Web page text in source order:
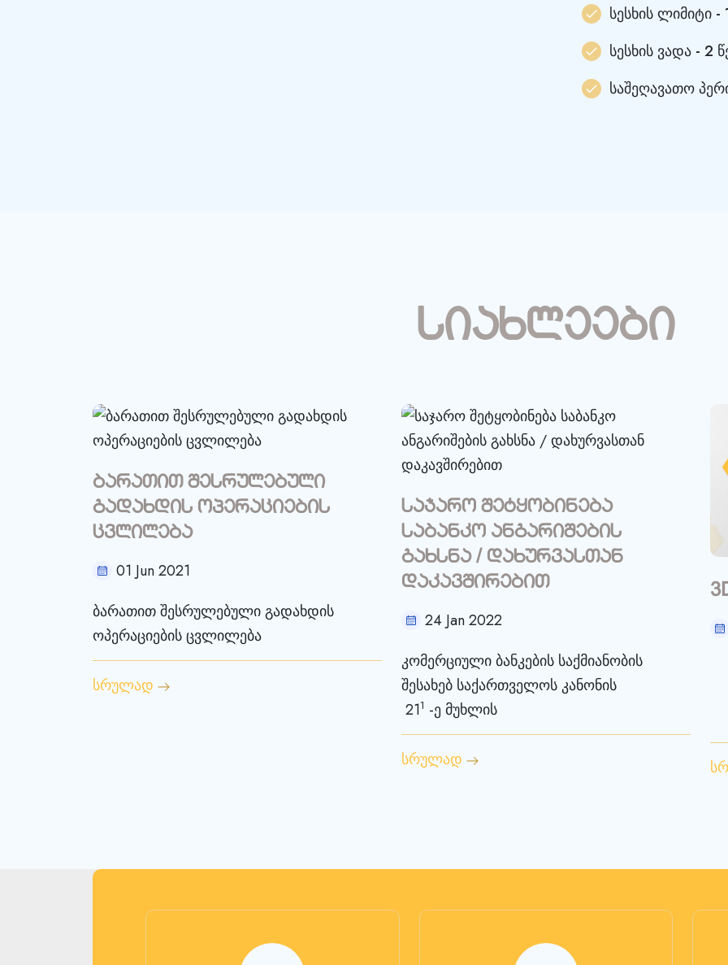
სესხის ლიმიტი
სესხის ვადა - 2
საშეღავათო
სიახლეები
ბარათით შესრულებული
გადახდის ოპერაციების
ცვლილება
01 Jun 2021
ბარათით შესრულებული გადახდის
ოპერაციების ცვლილება
სრულად
საჯარო შეტყობინება
საბანკო ანგარიშების
გახსნა / დახურვასთან
დაკავშირებით
24 Jan 2022
კომერციული ბანკების საქმიანობის
შესახებ საქართველოს კანონის
211 -ე მუხლის
სრულად